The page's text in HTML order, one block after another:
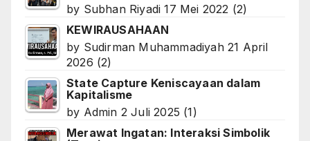
by Subhan Riyadi 17 Mei 2022 (2)
KEWIRAUSAHAAN
by Sudirman Muhammadiyah 21 April
2026 (2)
State Capture Keniscayaan dalam
Kapitalisme
by Admin 2 Juli 2025 (1)
Merawat Ingatan: Interaksi Simbolik